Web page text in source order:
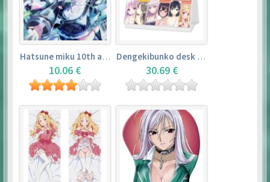
Hatsune miku 10th anniversary book
10.06 €
Dengekibunko desk calendar 2018
30.69 €